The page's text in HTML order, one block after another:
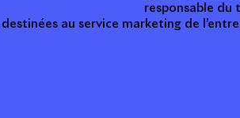
responsable du
au service marketing de